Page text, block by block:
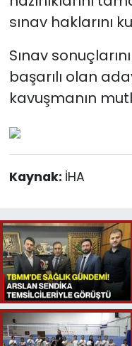
sınav haklarını
Sınav
başarılı olan
kavuşmanın
Kaynak: İHA